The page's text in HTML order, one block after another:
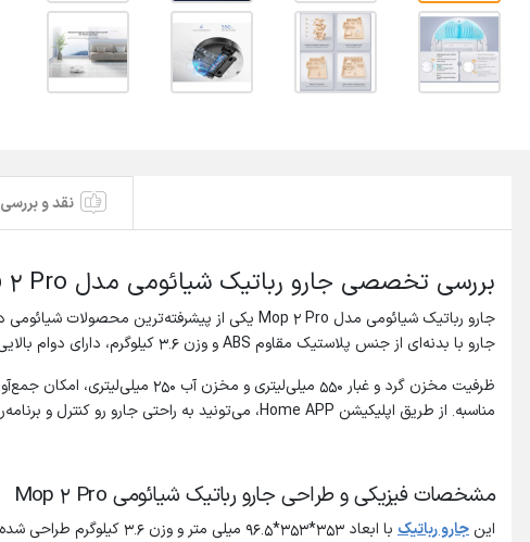
نقد و بررسی
بررسی تخصصی جارو رباتیک شیائومی مدل Mop 2 Pro
جارو با بدنه‌ای از جنس پلاستیک مقاوم ABS و وزن 3.6 کیلوگرم، دارای دوام بالایی بوده و می‌تونه در محیط‌های مختلف به خوبی عمل کنه.
مناسبه. از طریق اپلیکیشن Home APP، می‌تونید به راحتی جارو رو کنترل و برنامه‌ریزی کنید.
مشخصات فیزیکی و طراحی جارو رباتیک شیائومی Mop 2 Pro
این جارو رباتیک